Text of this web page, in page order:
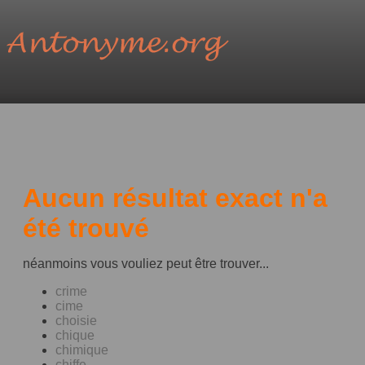
Aucun résultat exact n'a
été trouvé
néanmoins vous vouliez peut être trouver...
crime
cime
choisie
chique
chimique